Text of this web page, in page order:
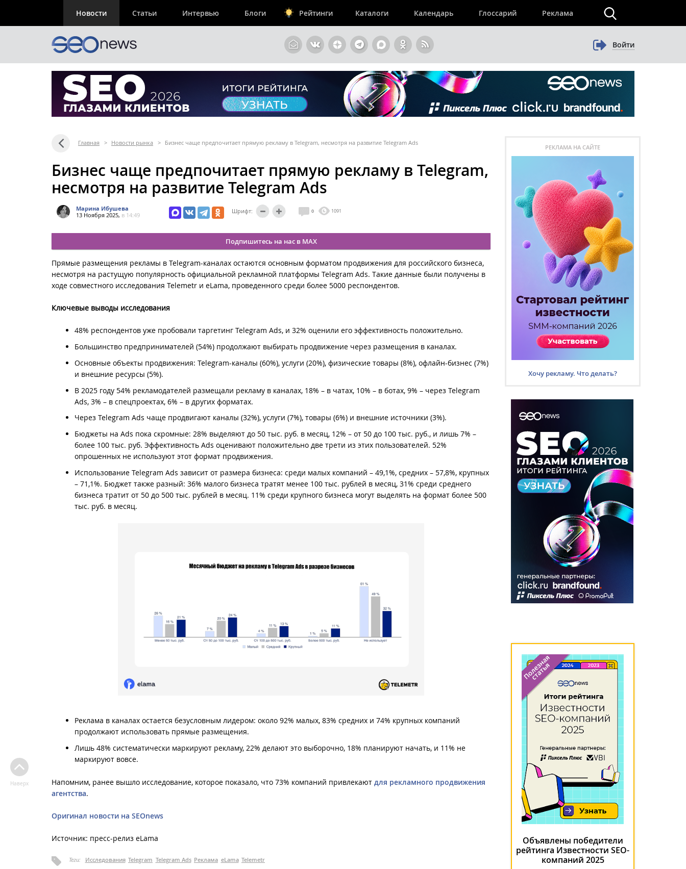
Новости Статьи Интервью Блоги Рейтинги Каталоги Календарь Глоссарий Реклама
Войти
Главная > Новости рынка > Бизнес чаще предпочитает прямую рекламу в Telegram, несмотря на развитие Telegram Ads
Бизнес чаще предпочитает прямую рекламу в Telegram,
несмотря на развитие Telegram Ads
Марина Ибушева
13 Ноября 2025, в 14:49
Шрифт: 0 1091
Подпишитесь на нас в MAX
Прямые размещения рекламы в Telegram-каналах остаются основным форматом продвижения для российского бизнеса,
несмотря на растущую популярность официальной рекламной платформы Telegram Ads. Такие данные были получены в
ходе совместного исследования Telemetr и eLama, проведенного среди более 5000 респондентов.
Ключевые выводы исследования
48% респондентов уже пробовали таргетинг Telegram Ads, и 32% оценили его эффективность положительно.
Большинство предпринимателей (54%) продолжают выбирать продвижение через размещения в каналах.
Основные объекты продвижения: Telegram-каналы (60%), услуги (20%), физические товары (8%), офлайн-бизнес (7%)
и внешние ресурсы (5%).
В 2025 году 54% рекламодателей размещали рекламу в каналах, 18% – в чатах, 10% – в ботах, 9% – через Telegram
Ads, 3% – в спецпроектах, 6% – в других форматах.
Через Telegram Ads чаще продвигают каналы (32%), услуги (7%), товары (6%) и внешние источники (3%).
Бюджеты на Ads пока скромные: 28% выделяют до 50 тыс. руб. в месяц, 12% – от 50 до 100 тыс. руб., и лишь 7% –
более 100 тыс. руб. Эффективность Ads оценивают положительно две трети из этих пользователей. 52%
опрошенных не используют этот формат продвижения.
Использование Telegram Ads зависит от размера бизнеса: среди малых компаний – 49,1%, средних – 57,8%, крупных
– 71,1%. Бюджет также разный: 36% малого бизнеса тратят менее 100 тыс. рублей в месяц, 31% среди среднего
бизнеса тратит от 50 до 500 тыс. рублей в месяц. 11% среди крупного бизнеса могут выделять на формат более 500
тыс. руб. в месяц.
Реклама в каналах остается безусловным лидером: около 92% малых, 83% средних и 74% крупных компаний
продолжают использовать прямые размещения.
Лишь 48% систематически маркируют рекламу, 22% делают это выборочно, 18% планируют начать, и 11% не
маркируют вовсе.
Напомним, ранее вышло исследование, которое показало, что 73% компаний привлекают для рекламного продвижения
агентства.
Оригинал новости на SEOnews
Источник: пресс-релиз eLama
Теги: Исследования Telegram Telegram Ads Реклама eLama Telemetr
Наверх
РЕКЛАМА НА САЙТЕ
Хочу рекламу. Что делать?
Объявлены победители
рейтинга Известности SEO-
компаний 2025